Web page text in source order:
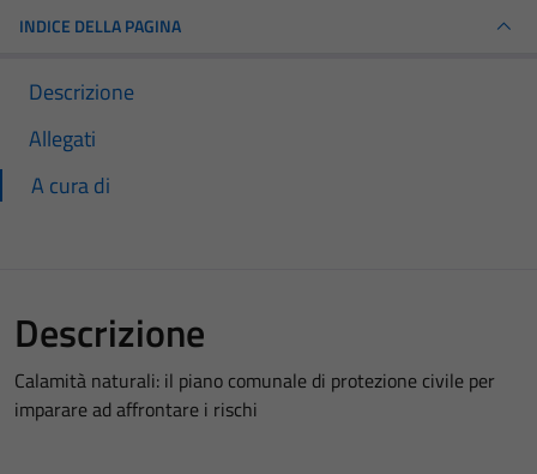
INDICE DELLA PAGINA
Descrizione
Allegati
A cura di
Descrizione
Calamità naturali: il piano comunale di protezione civile per
imparare ad affrontare i rischi